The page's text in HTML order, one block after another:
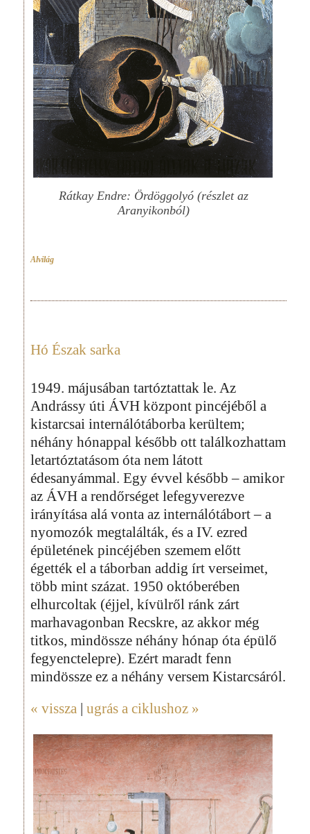
Rátkay Endre: Ördöggolyó (részlet az
Aranyikonból)
Alvilág
Hó Észak sarka
1949. májusában tartóztattak le. Az
Andrássy úti ÁVH központ pincéjéből a
kistarcsai internálótáborba kerültem;
néhány hónappal később ott találkozhattam
letartóztatásom óta nem látott
édesanyámmal. Egy évvel később – amikor
az ÁVH a rendőrséget lefegyverezve
irányítása alá vonta az internálótábort – a
nyomozók megtalálták, és a IV. ezred
épületének pincéjében szemem előtt
égették el a táborban addig írt verseimet,
több mint százat. 1950 októberében
elhurcoltak (éjjel, kívülről ránk zárt
marhavagonban Recskre, az akkor még
titkos, mindössze néhány hónap óta épülő
fegyenctelepre). Ezért maradt fenn
mindössze ez a néhány versem Kistarcsáról.
« vissza | ugrás a ciklushoz »